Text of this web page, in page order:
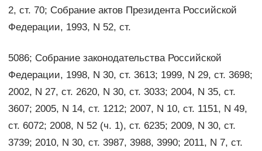
2, ст. 70; Собрание актов Президента Российской
Федерации, 1993, N 52, ст.
5086; Собрание законодательства Российской
Федерации, 1998, N 30, ст. 3613; 1999, N 29, ст. 3698;
2002, N 27, ст. 2620, N 30, ст. 3033; 2004, N 35, ст.
3607; 2005, N 14, ст. 1212; 2007, N 10, ст. 1151, N 49,
ст. 6072; 2008, N 52 (ч. 1), ст. 6235; 2009, N 30, ст.
3739; 2010, N 30, ст. 3987, 3988, 3990; 2011, N 7, ст.